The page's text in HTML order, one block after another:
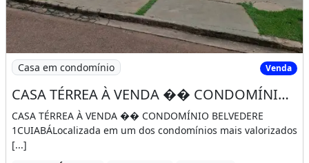
Casa em condomínio Venda
CASA TÉRREA À VENDA �� CONDOMÍNIO BELVEDERE 1
CASA TÉRREA À VENDA �� CONDOMÍNIO BELVEDERE
1CUIABÁLocalizada em um dos condomínios mais valorizados
[...]